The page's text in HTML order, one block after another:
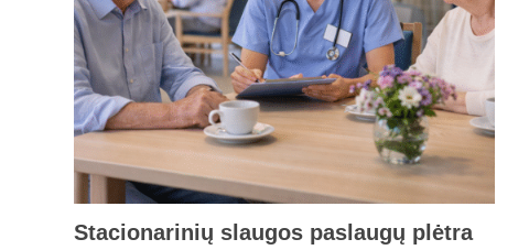
Stacionarinių slaugos paslaugų plėtra